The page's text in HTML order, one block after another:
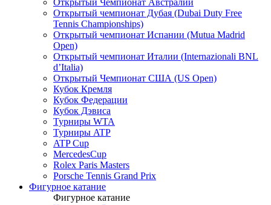
Открытый Чемпионат Австралии
Открытый чемпионат Дубая (Dubai Duty Free
Tennis Championships)
Открытый чемпионат Испании (Mutua Madrid
Open)
Открытый чемпионат Италии (Internazionali BNL
d’Italia)
Открытый Чемпионат США (US Open)
Кубок Кремля
Кубок Федерации
Кубок Дэвиса
Турниры WTA
Турниры ATP
ATP Cup
MercedesCup
Rolex Paris Masters
Porsche Tennis Grand Prix
Фигурное катание
Фигурное катание